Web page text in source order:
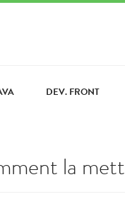
DEV. FRONT
la